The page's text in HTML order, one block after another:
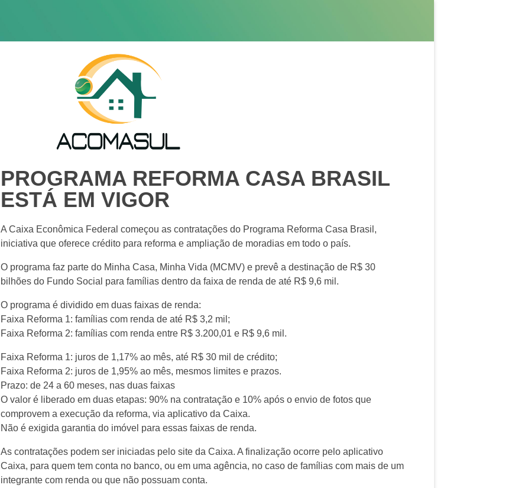
PROGRAMA REFORMA CASA BRASIL
ESTÁ EM VIGOR
A Caixa Econômica Federal começou as contratações do Programa Reforma Casa Brasil,
iniciativa que oferece crédito para reforma e ampliação de moradias em todo o país.
O programa faz parte do Minha Casa, Minha Vida (MCMV) e prevê a destinação de R$ 30
bilhões do Fundo Social para famílias dentro da faixa de renda de até R$ 9,6 mil.
O programa é dividido em duas faixas de renda:
Faixa Reforma 1: famílias com renda de até R$ 3,2 mil;
Faixa Reforma 2: famílias com renda entre R$ 3.200,01 e R$ 9,6 mil.
Faixa Reforma 1: juros de 1,17% ao mês, até R$ 30 mil de crédito;
Faixa Reforma 2: juros de 1,95% ao mês, mesmos limites e prazos.
Prazo: de 24 a 60 meses, nas duas faixas
O valor é liberado em duas etapas: 90% na contratação e 10% após o envio de fotos que
comprovem a execução da reforma, via aplicativo da Caixa.
Não é exigida garantia do imóvel para essas faixas de renda.
As contratações podem ser iniciadas pelo site da Caixa. A finalização ocorre pelo aplicativo
Caixa, para quem tem conta no banco, ou em uma agência, no caso de famílias com mais de um
integrante com renda ou que não possuam conta.